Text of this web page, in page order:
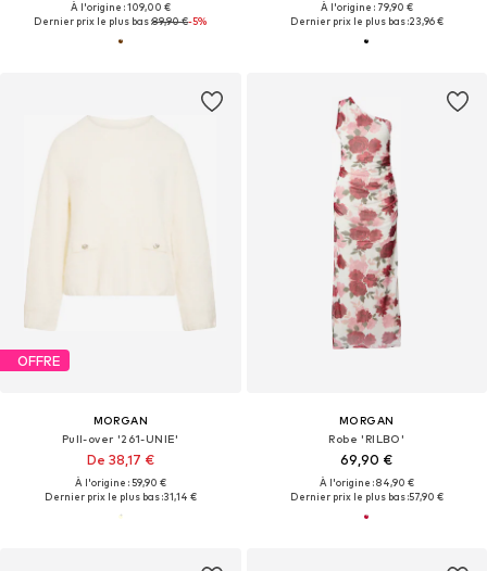
À l'origine : 109,00 €
Dernier prix le plus bas :89,90 €-5%
À l'origine : 79,90 €
Dernier prix le plus bas :23,96 €
OFFRE
MORGAN
Pull-over '261-UNIE'
De 38,17 €
À l'origine : 59,90 €
Dernier prix le plus bas :31,14 €
MORGAN
Robe 'RILBO'
69,90 €
À l'origine : 84,90 €
Dernier prix le plus bas :57,90 €